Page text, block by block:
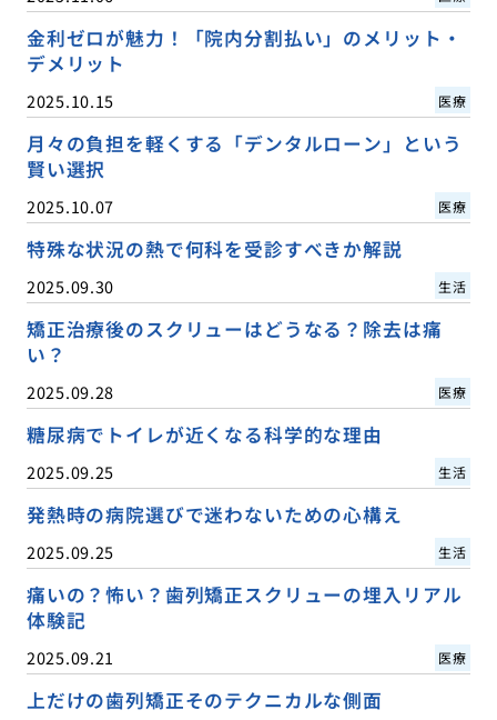
金利ゼロが魅力！「院内分割払い」のメリット・
デメリット
2025.10.15 医療
月々の負担を軽くする「デンタルローン」という
賢い選択
2025.10.07 医療
特殊な状況の熱で何科を受診すべきか解説
2025.09.30 生活
矯正治療後のスクリューはどうなる？除去は痛
い？
2025.09.28 医療
糖尿病でトイレが近くなる科学的な理由
2025.09.25 生活
発熱時の病院選びで迷わないための心構え
2025.09.25 生活
痛いの？怖い？歯列矯正スクリューの埋入リアル
体験記
2025.09.21 医療
上だけの歯列矯正そのテクニカルな側面